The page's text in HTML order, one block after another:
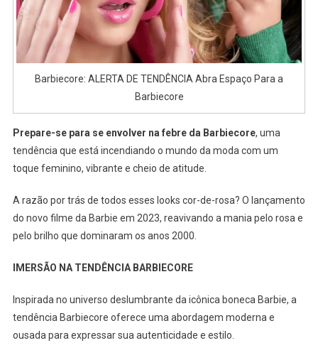
Barbiecore: ALERTA DE TENDÊNCIA Abra Espaço Para a
Barbiecore
Prepare-se para se envolver na febre da Barbiecore, uma
tendência que está incendiando o mundo da moda com um
toque feminino, vibrante e cheio de atitude.
A razão por trás de todos esses looks cor-de-rosa? O lançamento
do novo filme da Barbie em 2023, reavivando a mania pelo rosa e
pelo brilho que dominaram os anos 2000.
IMERSÃO NA TENDÊNCIA BARBIECORE
Inspirada no universo deslumbrante da icônica boneca Barbie, a
tendência Barbiecore oferece uma abordagem moderna e
ousada para expressar sua autenticidade e estilo.